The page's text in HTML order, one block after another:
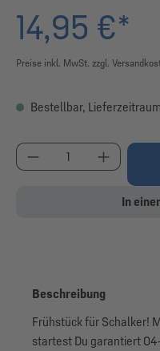
14,95 €*
Preise inkl. MwSt. zzgl.
Bestellbar,
Produkt Anzahl:
In
Beschreibung
Frühstück für Schalker!
startest Du garantiert